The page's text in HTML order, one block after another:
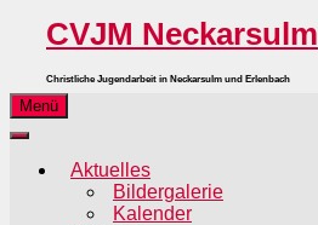
CVJM Neckarsulm
Christliche Jugendarbeit in Neckarsulm und Erlenbach
Menü
Aktuelles
Bildergalerie
Kalender